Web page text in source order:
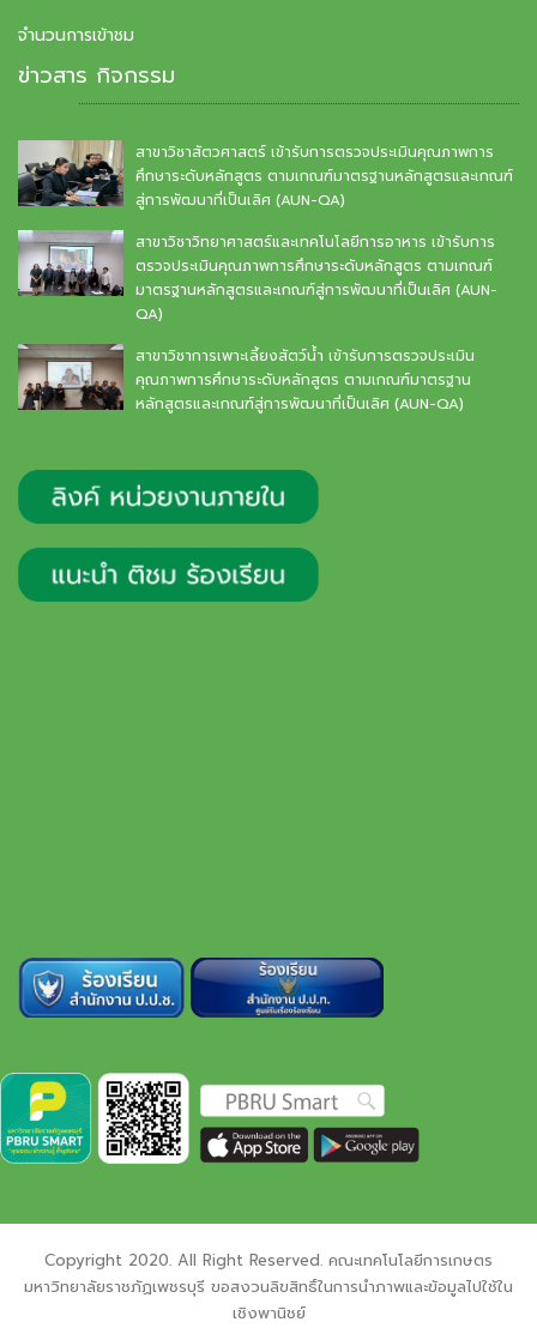
จำนวนการเข้าชม
ข่าวสาร กิจกรรม
สาขาวิชาสัตวศาสตร์ เข้ารับการตรวจประเมินคุณภาพการ
ศึกษาระดับหลักสูตร ตามเกณฑ์มาตรฐานหลักสูตรและเกณฑ์
สู่การพัฒนาที่เป็นเลิศ (AUN-QA)
สาขาวิชาวิทยาศาสตร์และเทคโนโลยีการอาหาร เข้ารับการ
ตรวจประเมินคุณภาพการศึกษาระดับหลักสูตร ตามเกณฑ์
มาตรฐานหลักสูตรและเกณฑ์สู่การพัฒนาที่เป็นเลิศ (AUN-
QA)
สาขาวิชาการเพาะเลี้ยงสัตว์น้ำ เข้ารับการตรวจประเมิน
คุณภาพการศึกษาระดับหลักสูตร ตามเกณฑ์มาตรฐาน
หลักสูตรและเกณฑ์สู่การพัฒนาที่เป็นเลิศ (AUN-QA)
Copyright 2020. All Right Reserved. คณะเทคโนโลยีการเกษตร
มหาวิทยาลัยราชภัฏเพชรบุรี ขอสงวนลิขสิทธิ์ในการนำภาพและข้อมูลไปใช้ใน
เชิงพานิชย์